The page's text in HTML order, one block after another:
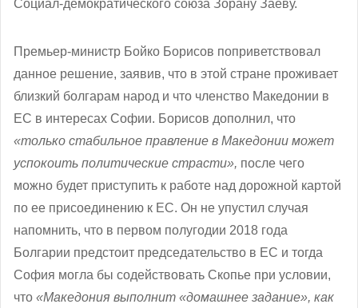
Социал-демократического союза Зорану Заеву.
Премьер-министр Бойко Борисов поприветствовал
данное решение, заявив, что в этой стране проживает
близкий болгарам народ и что членство Македонии в
ЕС в интересах Софии. Борисов дополнил, что
«только стабильное правление в Македонии может
успокоить политические страсти», после чего
можно будет приступить к работе над дорожной картой
по ее присоединению к ЕС. Он не упустил случая
напомнить, что в первом полугодии 2018 года
Болгарии предстоит председательство в ЕС и тогда
София могла бы содействовать Скопье при условии,
что «Македония выполнит «домашнее задание», как